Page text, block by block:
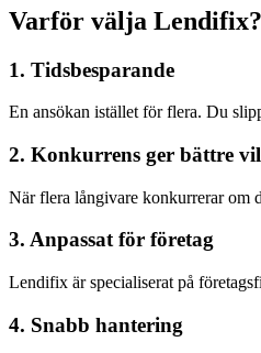
Varför välja Lendifix?
1. Tidsbesparande
En ansökan istället för flera. Du
2. Konkurrens ger bättre
När flera långivare konkurrerar om
3. Anpassat för företag
Lendifix är specialiserat på
4. Snabb hantering